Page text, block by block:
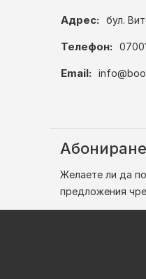
Адрес: бул.
Телефон:
Email:
Желаете ли да
предложения